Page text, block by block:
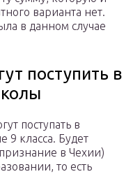
варианта нет.
в данном случае
поступить в
поступать в
9 класса. Будет
в Чехии)
то есть